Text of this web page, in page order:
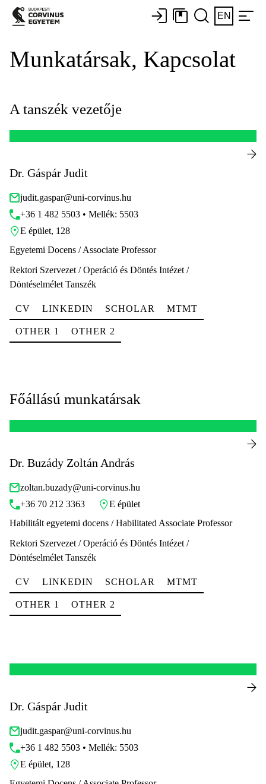
EN
Munkatársak, Kapcsolat
A tanszék vezetője
Dr. Gáspár Judit
judit.gaspar@uni-corvinus.hu
+36 1 482 5503 • Mellék: 5503
E épület, 128
Egyetemi Docens / Associate Professor
Rektori Szervezet / Operáció és Döntés Intézet /
Döntéselmélet Tanszék
CV LINKEDIN SCHOLAR MTMT
OTHER 1 OTHER 2
Főállású munkatársak
Dr. Buzády Zoltán András
zoltan.buzady@uni-corvinus.hu
+36 70 212 3363
E épület
Habilitált egyetemi docens / Habilitated Associate Professor
Rektori Szervezet / Operáció és Döntés Intézet /
Döntéselmélet Tanszék
CV LINKEDIN SCHOLAR MTMT
OTHER 1 OTHER 2
Dr. Gáspár Judit
judit.gaspar@uni-corvinus.hu
+36 1 482 5503 • Mellék: 5503
E épület, 128